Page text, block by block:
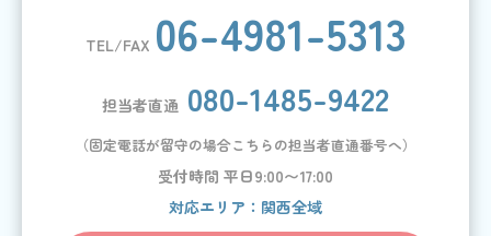
TEL/FAX 06-4981-5313
担当者直通 080-1485-9422
（固定電話が留守の場合こちらの担当者直通番号へ）
受付時間 平日9:00〜17:00